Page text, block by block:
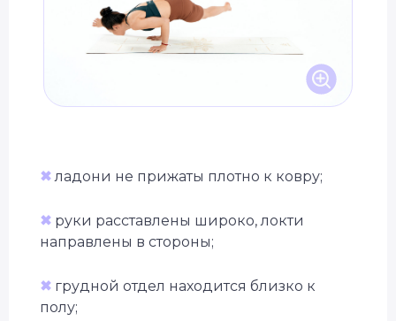
✖ладони не прижаты плотно к ковру;
✖ руки расставлены широко, локти
направлены в стороны;
✖ грудной отдел находится близко к
полу;